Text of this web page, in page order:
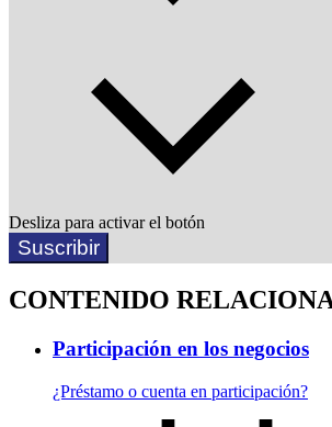
Desliza para activar el botón
Suscribir
CONTENIDO
Participación en los negocios
¿Préstamo o cuenta en participación?